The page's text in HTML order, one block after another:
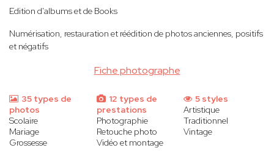
Fiche photographe
Edition d'albums et de Books
Numérisation, restauration et réédition de photos anciennes, positifs
et négatifs
35 types de
photos
Scolaire
Mariage
Grossesse
12 types de
prestations
Photographie
Retouche photo
Vidéo et montage
5 styles
Artistique
Traditionnel
Vintage